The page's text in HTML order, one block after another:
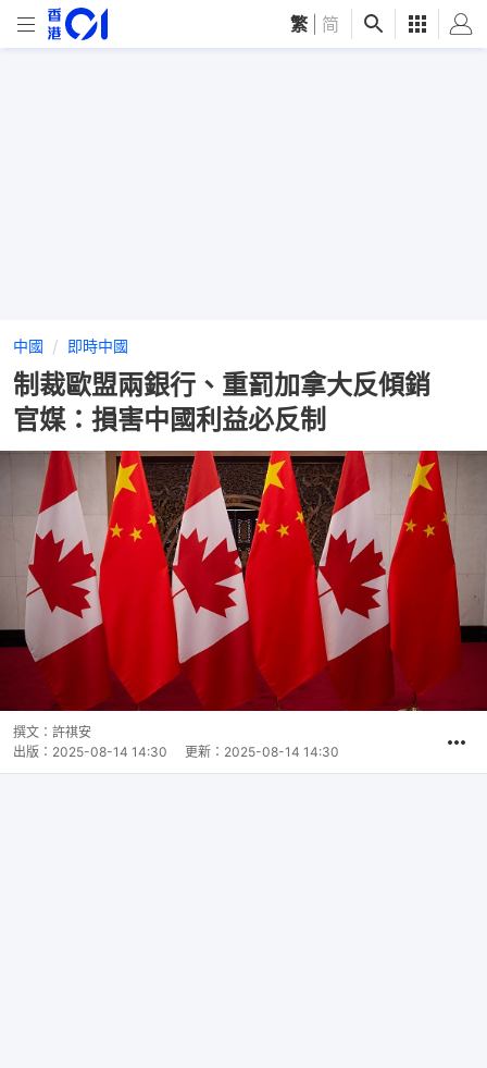
繁 简
中國 即時中國
制裁歐盟兩銀行、重罰加拿大反傾銷
官媒：損害中國利益必反制
撰文： 許祺安
出版： 2025-08-14 14:30 更新： 2025-08-14 14:30